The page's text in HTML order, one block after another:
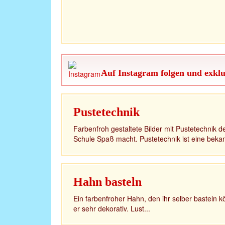
Auf Instagram folgen und
Pustetechnik
Farbenfroh gestaltete Bilder mit Pustetechnik
Schule Spaß macht. Pustetechnik ist eine
Hahn basteln
Ein farbenfroher Hahn, den ihr selber basteln
er sehr dekorativ. Lust...